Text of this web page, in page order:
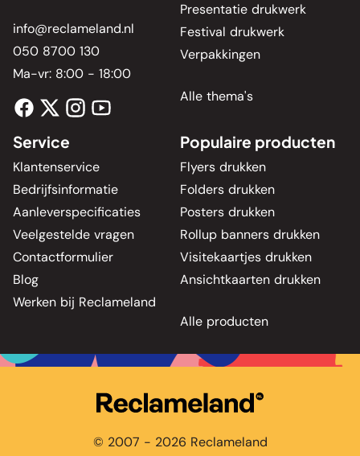
info@reclameland.nl
050 8700 130
Ma-vr: 8:00 - 18:00
Presentatie drukwerk
Festival drukwerk
Verpakkingen
Alle thema's
Service
Klantenservice
Bedrijfsinformatie
Aanleverspecificaties
Veelgestelde vragen
Contactformulier
Blog
Werken bij Reclameland
Populaire producten
Flyers drukken
Folders drukken
Posters drukken
Rollup banners drukken
Visitekaartjes drukken
Ansichtkaarten drukken
Alle producten
© 2007 - 2026 Reclameland